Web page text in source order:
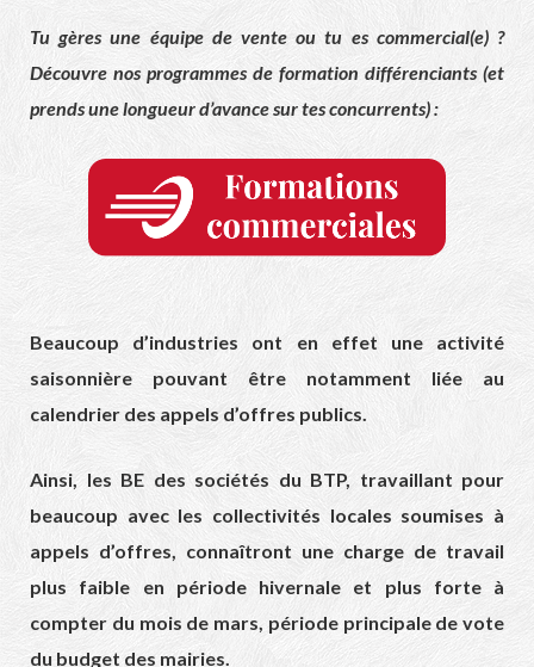
Tu gères une équipe de vente ou tu es commercial(e) ?
Découvre nos programmes de formation différenciants (et
prends une longueur d’avance sur tes concurrents) :
Beaucoup d’industries ont en effet une activité
saisonnière pouvant être notamment liée au
calendrier des appels d’offres publics.
Ainsi, les BE des sociétés du BTP, travaillant pour
beaucoup avec les collectivités locales soumises à
appels d’offres, connaîtront une charge de travail
plus faible en période hivernale et plus forte à
compter du mois de mars, période principale de vote
du budget des mairies.